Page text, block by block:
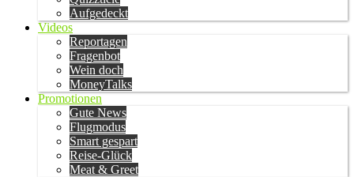
Aufgedeckt
Videos
Reportagen
Fragenbot
Wein doch
MoneyTalks
Promotionen
Gute News
Flugmodus
Smart gespart
Reise-Glück
Meat & Greet